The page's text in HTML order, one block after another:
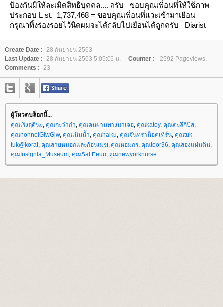
ป้องกันมิให้ละเมิดสิทธิบุคคล.... ครับ
ขอบคุณเพื่อนที่ให้ใช้ภาพ
ประกอบ L st. 1,737,468 = ขอบคุณเพื่อนที่แวะเข้ามาเยือน
กรุณาทิ้งร่องรอยไว้นิดผมจะได้กลับไปเยือนได้ถูกครับ
Diarist
Create Date :
28 กันยายน 2563
Last Update :
28 กันยายน 2563 5:05:06 น. Counter :
2592 Pageviews.
Comments :
23
ผู้โหวตบล็อกนี้...
คุณเริงฤดีนะ คุณกะว่าก๋า คุณคนผ่านทางมาเจอ คุณkatoy, คุณตะลีกีปัส
คุณnonnoiGiwGiw, คุณเนินน้ำ คุณhaiku คุณจันทราน็อคเทิร์น คุณtuk-
tuk@korat, คุณสายหมอกและก้อนเมฆ คุณหอมกร คุณtoor36 คุณสองแผ่นดิน
คุณInsignia_Museum คุณSai Eeuu คุณnewyorknurse